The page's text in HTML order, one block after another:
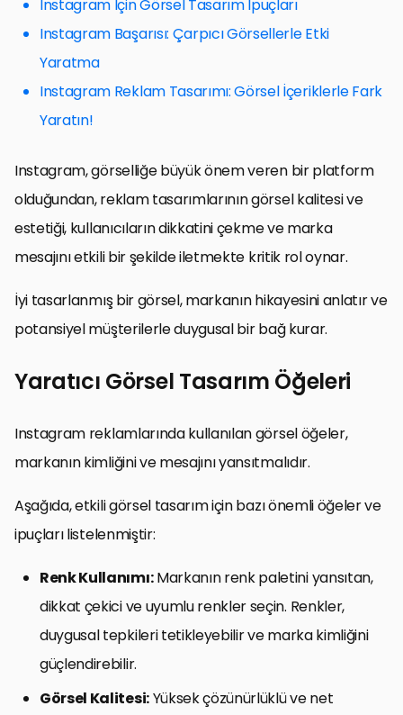
Instagram İçin Görsel Tasarım İpuçları
Instagram Başarısı: Çarpıcı Görsellerle Etki
Yaratma
Instagram Reklam Tasarımı: Görsel İçeriklerle Fark
Yaratın!
Instagram, görselliğe büyük önem veren bir platform
olduğundan, reklam tasarımlarının görsel kalitesi ve
estetiği, kullanıcıların dikkatini çekme ve marka
mesajını etkili bir şekilde iletmekte kritik rol oynar.
İyi tasarlanmış bir görsel, markanın hikayesini anlatır ve
potansiyel müşterilerle duygusal bir bağ kurar.
Yaratıcı Görsel Tasarım Öğeleri
Instagram reklamlarında kullanılan görsel öğeler,
markanın kimliğini ve mesajını yansıtmalıdır.
Aşağıda, etkili görsel tasarım için bazı önemli öğeler ve
ipuçları listelenmiştir:
Renk Kullanımı:Markanın renk paletini yansıtan,
dikkat çekici ve uyumlu renkler seçin. Renkler,
duygusal tepkileri tetikleyebilir ve marka kimliğini
güçlendirebilir.
Görsel Kalitesi:Yüksek çözünürlüklü ve net